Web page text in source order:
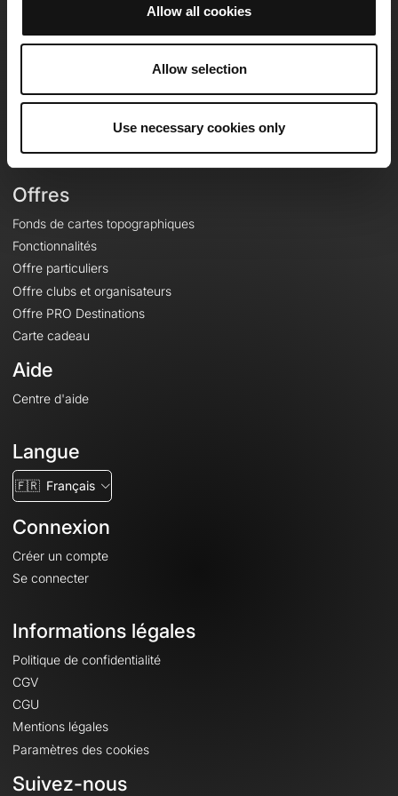
Allow all cookies
Allow selection
Use necessary cookies only
OpenRunner
Carrières
Offres
Fonds de cartes topographiques
Fonctionnalités
Offre particuliers
Offre clubs et organisateurs
Offre PRO Destinations
Carte cadeau
Aide
Centre d'aide
Langue
🇫🇷 Français
Connexion
Créer un compte
Se connecter
Informations légales
Politique de confidentialité
CGV
CGU
Mentions légales
Paramètres des cookies
Suivez-nous